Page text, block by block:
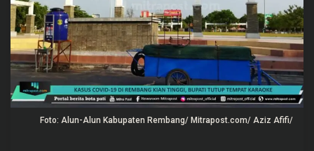
n
g
K
i
a
T
i
n
g
g
Foto: Alun-Alun Kabupaten Rembang/ Mitrapost.com/ Aziz Afifi/